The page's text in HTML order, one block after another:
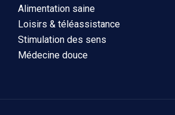
Alimentation saine
Loisirs & téléassistance
Stimulation des sens
Médecine douce